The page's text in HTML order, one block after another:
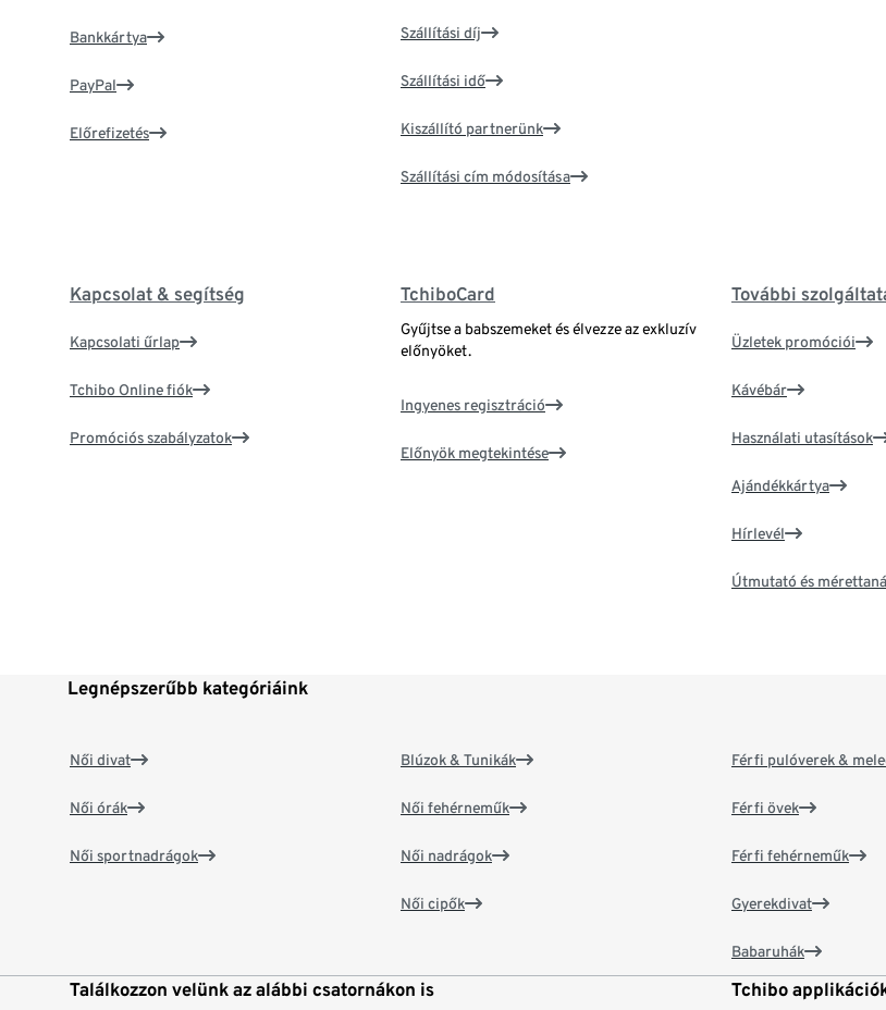
Bankkártya
PayPal
Előrefizetés
Szállítási díj
Szállítási idő
Kiszállító partnerünk
Szállítási cím módosítása
Kapcsolat & segítség
Kapcsolati űrlap
Tchibo Online fiók
Promóciós szabályzatok
TchiboCard
Gyűjtse a babszemeket és élvezze az exkluzív
előnyöket.
Ingyenes regisztráció
Előnyök megtekintése
További
Üzletek promóciói
Kávébár
Használati utasítások
Ajándékkártya
Hírlevél
Útmutató és
Legnépszerűbb kategóriáink
Női divat
Női órák
Női sportnadrágok
Blúzok & Tunikák
Női fehérneműk
Női nadrágok
Női cipők
Férfi pulóverek &
Férfi övek
Férfi fehérneműk
Gyerekdivat
Babaruhák
Találkozzon velünk az alábbi csatornákon is Tchibo